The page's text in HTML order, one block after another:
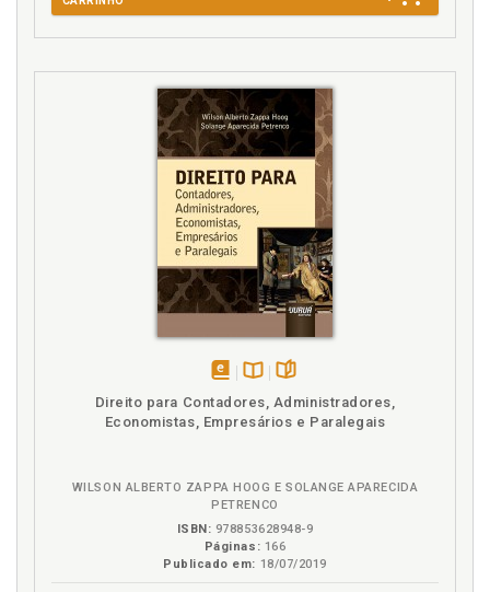
Formação do negro. Educação e cultura, p. 25
Igualdade de condições. Justiça social, p. 37
Igualdade racial. Adendo sobre Zumbi, p. 71
Igualdade racial. O Brasil e o negro. O negro e o
Inclusão social. O Brasil e o negro. O negro e o Brasil,
disponível
em
eBook
Disponível
na
páginas
Direito para Contadores, Administradores,
Economistas, Empresários e Paralegais
WILSON ALBERTO ZAPPA HOOG E SOLANGE APARECIDA
PETRENCO
ISBN: 978853628948-9
Páginas: 166
Publicado em: 18/07/2019